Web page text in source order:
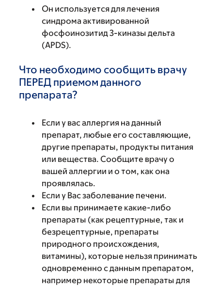
Он используется для лечения
синдрома активированной
фосфоинозитид 3-киназы дельта
(APDS).
Что необходимо сообщить врачу
ПЕРЕД приемом данного
препарата?
Если у вас аллергия на данный
препарат, любые его составляющие,
другие препараты, продукты питания
или вещества. Сообщите врачу о
вашей аллергии и о том, как она
проявлялась.
Если у Вас заболевание печени.
Если вы принимаете какие-либо
препараты (как рецептурные, так и
безрецептурные, препараты
природного происхождения,
витамины), которые нельзя принимать
одновременно с данным препаратом,
например некоторые препараты для